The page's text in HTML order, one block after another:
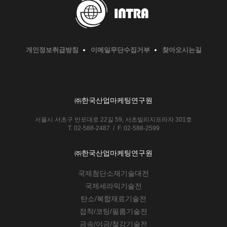
개인정보취급방침 이메일무단수집거부 찾아오시는길
㈜한국산업마케팅연구원
서울시 서초구 반포대로 22길 59, 서초빌리지프라자 301호
T. 02-588-2487 / F. 02-588-2599
㈜한국산업마케팅연구원
국제첨단소재기술대전
국제세라믹기술전
탄소/복합재료기술전
접착/코팅/필름기술전
금속/야금/철강기술전